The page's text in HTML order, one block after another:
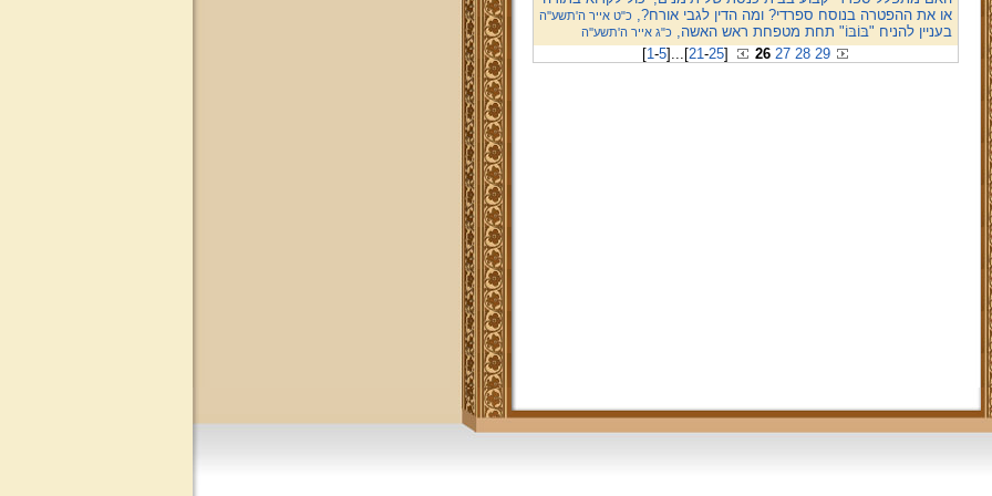
או את ההפטרה בנוסח ספרדי? ומה הדין לגבי אורח?,כ"ט אייר ה'תשע''ה
בעניין להניח "בּוֹבּוֹ" תחת מטפחת ראש האשה,כ"ג אייר ה'תשע''ה
[1-5] ... [21-25] 26 27 28 29